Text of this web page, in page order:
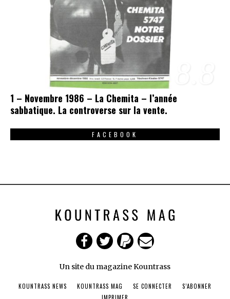
1 – Novembre 1986 – La Chemita – l’année
sabbatique. La controverse sur la vente.
FACEBOOK
Un site du magazine Kountrass
KOUNTRASS NEWS KOUNTRASS MAG SE CONNECTER
S’ABONNER